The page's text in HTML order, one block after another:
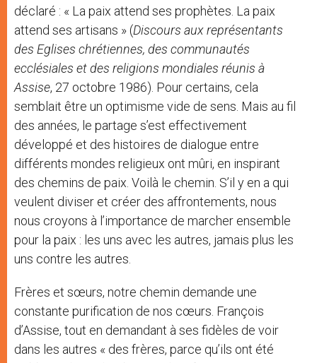
déclaré : « La paix attend ses prophètes. La paix
attend ses artisans » (Discours aux représentants
des Eglises chrétiennes, des communautés
ecclésiales et des religions mondiales réunis à
Assise, 27 octobre 1986). Pour certains, cela
semblait être un optimisme vide de sens. Mais au fil
des années, le partage s’est effectivement
développé et des histoires de dialogue entre
différents mondes religieux ont mûri, en inspirant
des chemins de paix. Voilà le chemin. S’il y en a qui
veulent diviser et créer des affrontements, nous
nous croyons à l’importance de marcher ensemble
pour la paix : les uns avec les autres, jamais plus les
uns contre les autres.
Frères et sœurs, notre chemin demande une
constante purification de nos cœurs. François
d’Assise, tout en demandant à ses fidèles de voir
dans les autres « des frères, parce qu’ils ont été